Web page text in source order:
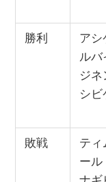
勝利
アシ
ルバ
ジネ
シビ
敗戦
ティ
ール